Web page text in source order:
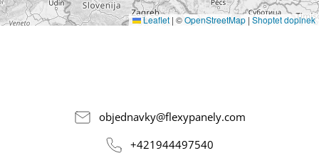
Leaflet | ©OpenStreetMap | Shoptet doplnek
objednavky@flexypanely.com
+421944497540